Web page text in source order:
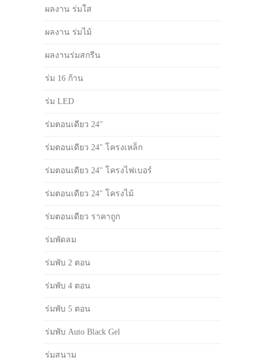
ผลงาน ร่มใส
ผลงาน ร่มไม้
ผลงานร่มสกรีน
ร่ม 16 ก้าน
ร่ม LED
ร่มตอนเดียว 24"
ร่มตอนเดียว 24" โครงเหล็ก
ร่มตอนเดียว 24" โครงไฟเบอร์
ร่มตอนเดียว 24" โครงไม้
ร่มตอนเดียว ราคาถูก
ร่มพัดลม
ร่มพับ 2 ตอน
ร่มพับ 4 ตอน
ร่มพับ 5 ตอน
ร่มพับ Auto Black Gel
ร่มสนาม